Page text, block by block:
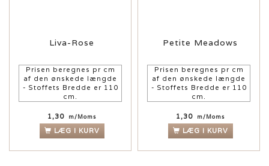
Liva-Rose
Prisen beregnes pr cm
af den ønskede længde
- Stoffets Bredde er 110
cm.
1,30 m/Moms
LÆG I KURV
Petite Meadows
Prisen beregnes pr cm
af den ønskede længde
- Stoffets Bredde er 110
cm.
1,30 m/Moms
LÆG I KURV